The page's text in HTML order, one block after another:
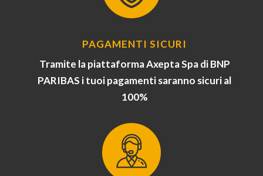
PAGAMENTI SICURI
Tramite la piattaforma Axepta Spa di BNP
PARIBAS i tuoi pagamenti saranno sicuri al
100%